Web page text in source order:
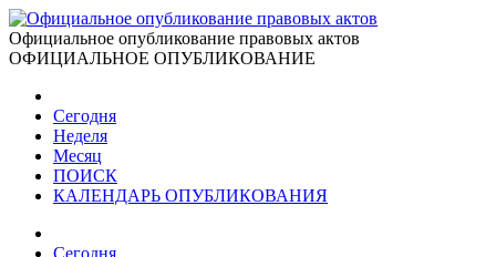
Официальное опубликование правовых актов
ОФИЦИАЛЬНОЕ ОПУБЛИКОВАНИЕ
Сегодня
Неделя
Месяц
ПОИСК
КАЛЕНДАРЬ ОПУБЛИКОВАНИЯ
Сегодня